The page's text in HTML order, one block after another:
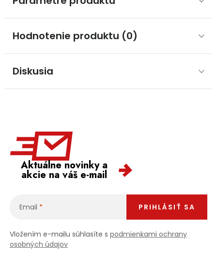
Hodnotenie produktu (0)
Diskusia
Aktuálne novinky a
akcie na váš e-mail
Email
Vložením e-mailu súhlasíte s podmienkami ochrany
osobných údajov
PRIHLÁSIŤ SA